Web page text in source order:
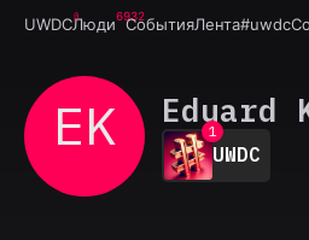
UWDCЛюди6932
СобытияЛента#uwdc
EK Eduard
0
1
2
3
UWDC